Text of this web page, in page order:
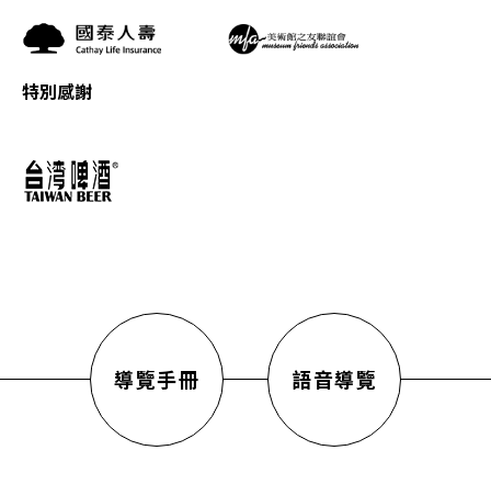
特別感謝
導覽手冊 語音導覽